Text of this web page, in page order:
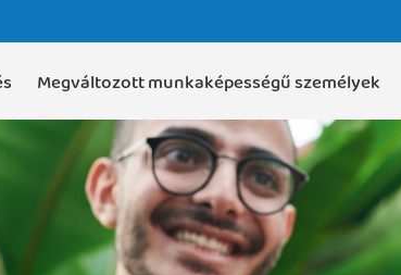
Megváltozott munkaképességű személyek